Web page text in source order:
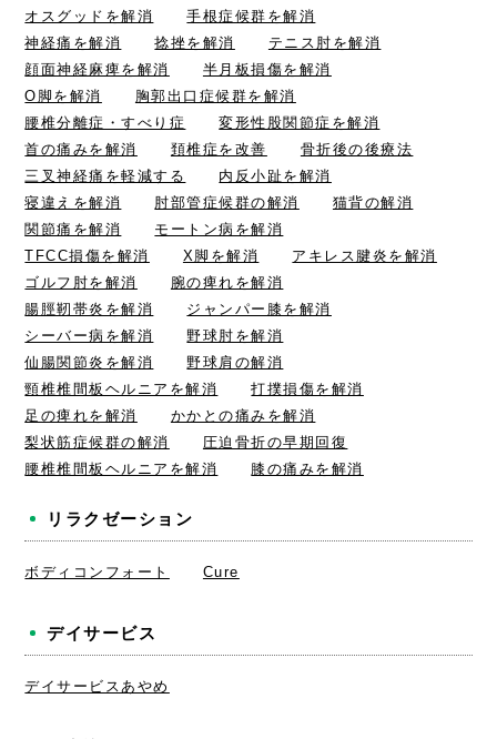
オスグッドを解消
手根症候群を解消
神経痛を解消
捻挫を解消
テニス肘を解消
顔面神経麻痺を解消
半月板損傷を解消
O脚を解消
胸郭出口症候群を解消
腰椎分離症・すべり症
変形性股関節症を解消
首の痛みを解消
頚椎症を改善
骨折後の後療法
三叉神経痛を軽減する
内反小趾を解消
寝違えを解消
肘部管症候群の解消
猫背の解消
関節痛を解消
モートン病を解消
TFCC損傷を解消
X脚を解消
アキレス腱炎を解消
ゴルフ肘を解消
腕の痺れを解消
腸脛靭帯炎を解消
ジャンパー膝を解消
シーバー病を解消
野球肘を解消
仙腸関節炎を解消
野球肩の解消
頸椎椎間板ヘルニアを解消
打撲損傷を解消
足の痺れを解消
かかとの痛みを解消
梨状筋症候群の解消
圧迫骨折の早期回復
腰椎椎間板ヘルニアを解消
膝の痛みを解消
リラクゼーション
ボディコンフォート Cure
デイサービス
デイサービスあやめ